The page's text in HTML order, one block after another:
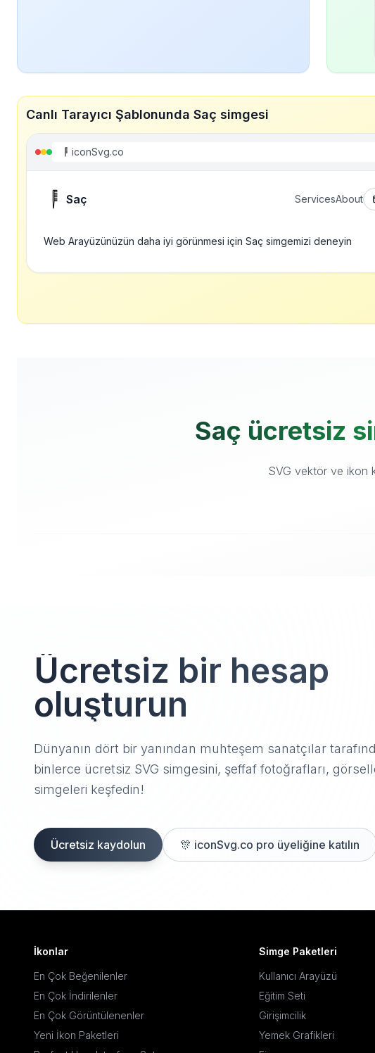
Canlı Tarayıcı Şablonunda Saç simgesi
iconSvg.co
Saç ServicesAbout
Web Arayüzünüzün daha iyi görünmesi için Saç simgemizi deneyin
Saç ücretsiz
SVG vektör ve ikon
Ücretsiz bir hesap
oluşturun
Dünyanın dört bir yanından muhteşem sanatçılar
binlerce ücretsiz SVG simgesini, şeffaf fotoğrafları,
simgeleri keşfedin!
Ücretsiz kaydolun 🎊 iconSvg.co pro üyeliğine katılın
İkonlar
En Çok Beğenilenler
En Çok İndirilenler
En Çok Görüntülenenler
Yeni İkon Paketleri
Simge Paketleri
Kullanıcı Arayüzü
Eğitim Seti
Girişimcilik
Yemek Grafikleri